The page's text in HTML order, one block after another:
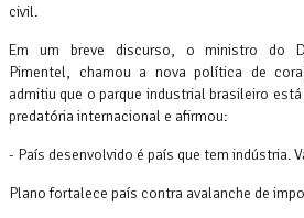
civil.
Em um breve discurso, o ministro do
Pimentel, chamou a nova política de
admitiu que o parque industrial brasileiro
predatória internacional e afirmou:
- País desenvolvido é país que tem indústria.
Plano fortalece país contra avalanche de